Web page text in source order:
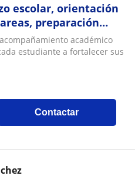
escolar, orientación
preparación
personalizado
académico
estudiante a fortalecer sus
Contactar